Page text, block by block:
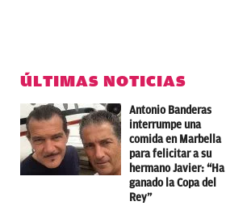
ÚLTIMAS NOTICIAS
Antonio Banderas
interrumpe una
comida en Marbella
para felicitar a su
hermano Javier: “Ha
ganado la Copa del
Rey”